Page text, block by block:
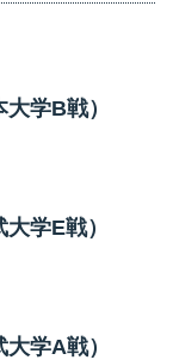
学B戦）
学E戦）
学A戦）